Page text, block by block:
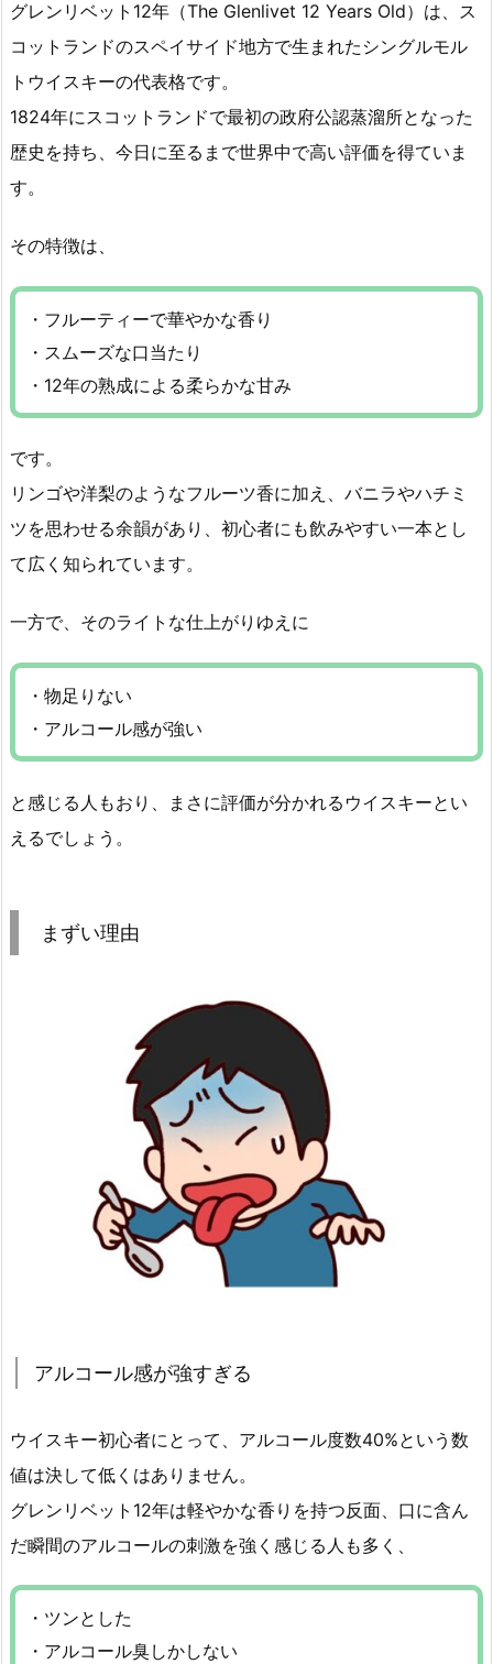
グレンリベット12年（The Glenlivet 12 Years Old）は、ス
コットランドのスペイサイド地方で生まれたシングルモル
トウイスキーの代表格です。
1824年にスコットランドで最初の政府公認蒸溜所となった
歴史を持ち、今日に至るまで世界中で高い評価を得ていま
す。
その特徴は、
・フルーティーで華やかな香り
・スムーズな口当たり
・12年の熟成による柔らかな甘み
です。
リンゴや洋梨のようなフルーツ香に加え、バニラやハチミ
ツを思わせる余韻があり、初心者にも飲みやすい一本とし
て広く知られています。
一方で、そのライトな仕上がりゆえに
・物足りない
・アルコール感が強い
と感じる人もおり、まさに評価が分かれるウイスキーとい
えるでしょう。
まずい理由
アルコール感が強すぎる
ウイスキー初心者にとって、アルコール度数40%という数
値は決して低くはありません。
グレンリベット12年は軽やかな香りを持つ反面、口に含ん
だ瞬間のアルコールの刺激を強く感じる人も多く、
・ツンとした
・アルコール臭しかしない